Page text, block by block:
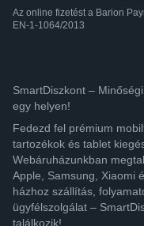
Az online fizetést a Barion
EN-1-1064/2013
SmartDiszkont –
egy helyen!
Fedezd fel prémium
tartozékok és tablet
Webáruházunkban
Apple, Samsung, Xiaomi
házhoz szállítás,
ügyfélszolgálat –
találkozik!